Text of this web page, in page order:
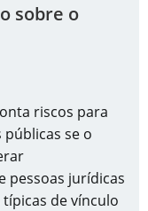
sobre o
riscos para
se o
pessoas jurídicas
de vínculo